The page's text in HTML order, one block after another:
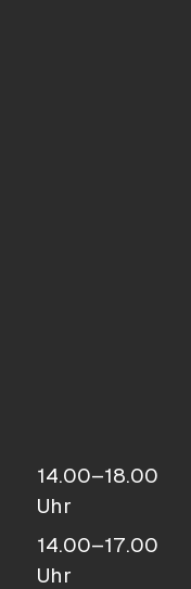
14.00–18.00
Uhr
14.00–17.00
Uhr